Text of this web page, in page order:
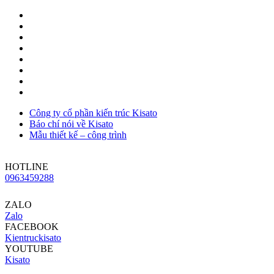
Công ty cổ phần kiến trúc Kisato
Báo chí nói về Kisato
Mẫu thiết kế – công trình
HOTLINE
0963459288
ZALO
Zalo
FACEBOOK
Kientruckisato
YOUTUBE
Kisato